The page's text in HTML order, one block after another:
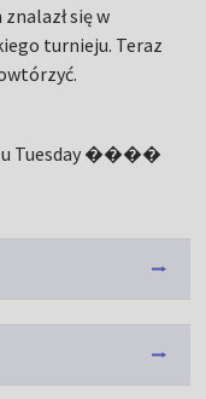
się w
turnieju. Teraz
Tuesday ����